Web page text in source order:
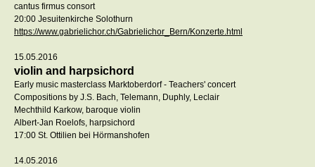
cantus firmus consort
20:00 Jesuitenkirche Solothurn
https://www.gabrielichor.ch/Gabrielichor_Bern/Konzerte.html
15.05.2016
violin and harpsichord
Early music masterclass Marktoberdorf - Teachers' concert
Compositions by J.S. Bach, Telemann, Duphly, Leclair
Mechthild Karkow, baroque violin
Albert-Jan Roelofs, harpsichord
17:00 St. Ottilien bei Hörmanshofen
14.05.2016